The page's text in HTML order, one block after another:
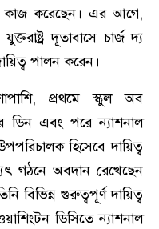
কাজ করেছেন। এর আগে,
দূতাবাসে চার্জ দ্য
পালন করেন।
প্রথমে স্কুল অব
ডিন এবং পরে ন্যাশনাল
হিসেবে দায়িত্ব
গঠনে অবদান রেখেছেন
বিভিন্ন গুরুত্বপূর্ণ দায়িত্ব
ডিসিতে ন্যাশনাল